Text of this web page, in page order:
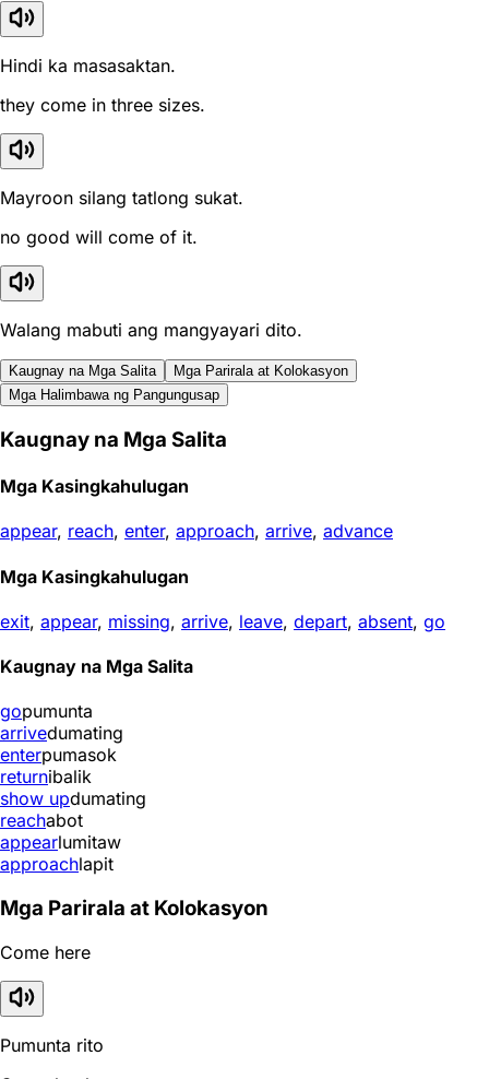
Hindi ka masasaktan.
they come in three sizes.
Mayroon silang tatlong sukat.
no good will come of it.
Walang mabuti ang mangyayari dito.
Kaugnay na Mga Salita
Mga Parirala at Kolokasyon
Mga Halimbawa ng Pangungusap
Kaugnay na Mga Salita
Mga Kasingkahulugan
appear, reach, enter, approach, arrive, advance
Mga Kasingkahulugan
exit, appear, missing, arrive, leave, depart, absent, go
Kaugnay na Mga Salita
gopumunta
arrivedumating
enterpumasok
returnibalik
show updumating
reachabot
appearlumitaw
approachlapit
Mga Parirala at Kolokasyon
Come here
Pumunta rito